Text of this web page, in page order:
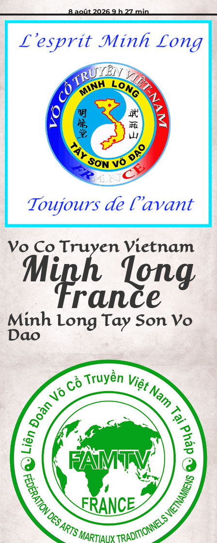
8 août 2026 9 h 27 min
Vo Co Truyen Vietnam
Minh Long
France
Minh Long Tay Son Vo
Dao